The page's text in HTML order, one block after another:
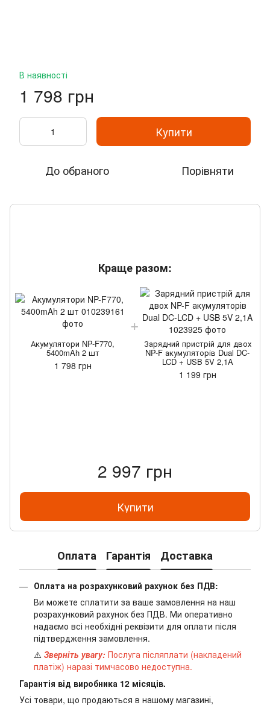
В наявності
1 798 грн
Купити
До обраного Порівняти
Краще разом:
Акумулятори NP-F770,
5400mAh 2 шт
1 798 грн
Зарядний пристрій для двох
NP-F акумуляторів Dual DC-
LCD + USB 5V 2,1A
1 199 грн
2 997 грн
Купити
Оплата Гарантія Доставка
Оплата на розрахунковий рахунок без ПДВ:
Ви можете сплатити за ваше замовлення на наш
розрахунковий рахунок без ПДВ. Ми оперативно
надаємо всі необхідні реквізити для оплати після
підтвердження замовлення.
⚠️ Зверніть увагу: Послуга післяплати (накладений
платіж) наразі тимчасово недоступна.
Гарантія від виробника 12 місяців.
Усі товари, що продаються в нашому магазині,